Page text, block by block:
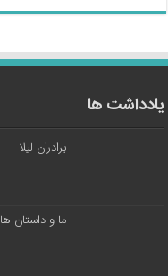
یادداشت ها
برادران لیلا
ما و داستان ها